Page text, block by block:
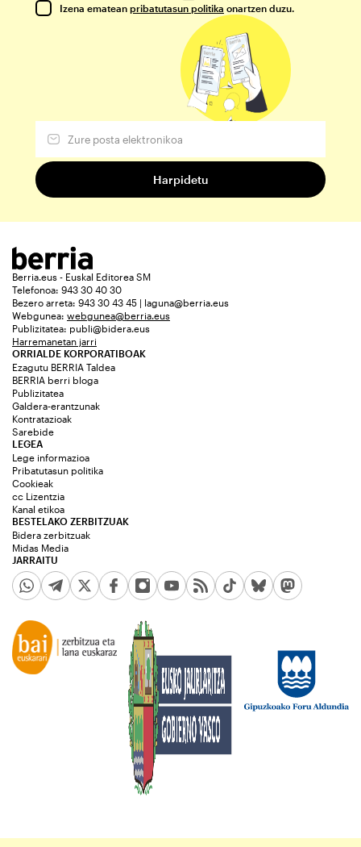
Izena ematean pribatutasun politika onartzen duzu.
Berria.eus - Euskal Editorea SM
Telefonoa: 943 30 40 30
Bezero arreta: 943 30 43 45 | laguna@berria.eus
Webgunea: webgunea@berria.eus
Publizitatea: publi@bidera.eus
Harremanetan jarri
ORRIALDE KORPORATIBOAK
Ezagutu BERRIA Taldea
BERRIA berri bloga
Publizitatea
Galdera-erantzunak
Kontratazioak
Sarebide
JARRAITU
LEGEA
Lege informazioa
Pribatutasun politika
Cookieak
cc Lizentzia
Kanal etikoa
BESTELAKO ZERBITZUAK
Bidera zerbitzuak
Midas Media